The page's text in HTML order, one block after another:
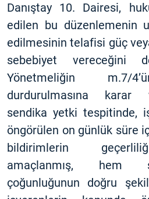
Danıştay 10. Dairesi,
edilen bu düzenlemenin
edilmesinin telafisi güç
sebebiyet vereceğini
Yönetmeliğin m.7/
durdurulmasına karar
sendika yetki tespitinde,
öngörülen on günlük süre
bildirimlerin
amaçlanmış, hem
çoğunluğunun doğru